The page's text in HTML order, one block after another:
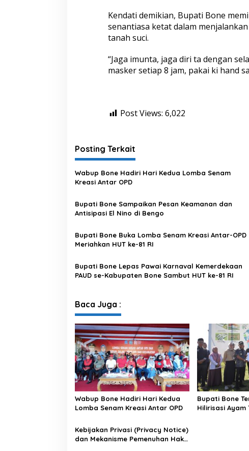
a
h
P
d
a
n
l
d
i
C
v
9
Kendati demikian, Bupati Bone
senantiasa ketat dalam
tanah suci.
“Jaga imunta, jaga diri ta dengan
masker setiap 8 jam, pakai ki hand
Post Views: 6,022
Posting Terkait
Wabup Bone Hadiri Hari Kedua Lomba Senam
Kreasi Antar OPD
Bupati Bone Sampaikan Pesan Keamanan dan
Antisipasi El Nino di Bengo
Bupati Bone Buka Lomba Senam Kreasi Antar-OPD
Meriahkan HUT ke-81 RI
Bupati Bone Lepas Pawai Karnaval Kemerdekaan
PAUD se-Kabupaten Bone Sambut HUT ke-81 RI
Baca Juga :
Wabup Bone Hadiri Hari Kedua
Lomba Senam Kreasi Antar OPD
Bupati Bone
Hilirisasi Ayam
Kebijakan Privasi (Privacy Notice)
dan Mekanisme Pemenuhan Hak